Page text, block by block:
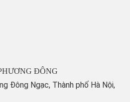
ĐÔNG
Đông Ngạc, Thành phố Hà Nội,